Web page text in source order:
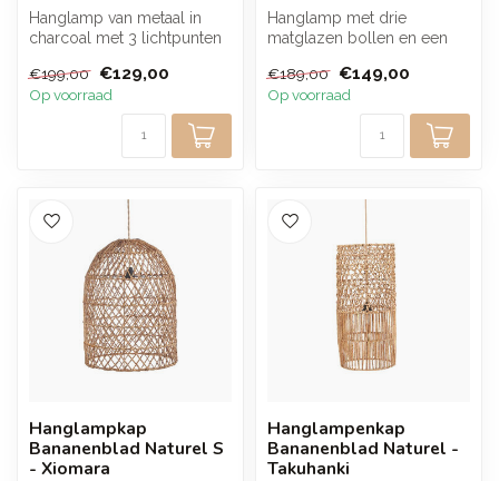
Hanglamp van metaal in
charcoal met 3 lichtpunten
open...
€199,00 €129,00
Op voorraad
Hanglamp met drie
matglazen bollen en een
armatuur. Het gez...
€189,00 €149,00
Op voorraad
Hanglampkap
Bananenblad Naturel S
- Xiomara
Hanglampenkap
Bananenblad Naturel -
Takuhanki